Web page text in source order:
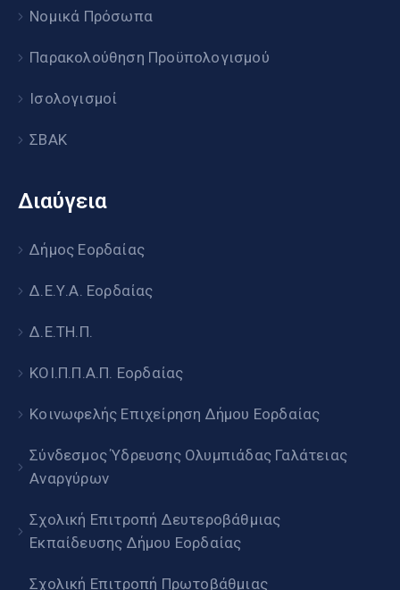
Νομικά Πρόσωπα
Παρακολούθηση Προϋπολογισμού
Ισολογισμοί
ΣΒΑΚ
Διαύγεια
Δήμος Εορδαίας
Δ.Ε.Υ.Α. Εορδαίας
Δ.Ε.ΤΗ.Π.
ΚΟΙ.Π.Π.Α.Π. Εορδαίας
Κοινωφελής Επιχείρηση Δήμου Εορδαίας
Σύνδεσμος Ύδρευσης Ολυμπιάδας Γαλάτειας
Αναργύρων
Σχολική Επιτροπή Δευτεροβάθμιας
Εκπαίδευσης Δήμου Εορδαίας
Σχολική Επιτροπή Πρωτοβάθμιας